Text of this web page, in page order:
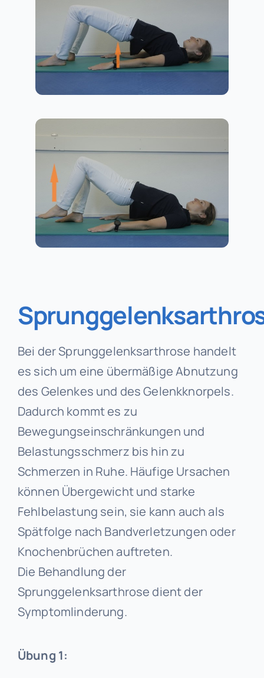
Bei der Sprunggelenksarthrose handelt
es sich um eine übermäßige Abnutzung
des Gelenkes und des Gelenkknorpels.
Dadurch kommt es zu
Bewegungseinschränkungen und
Belastungsschmerz bis hin zu
Schmerzen in Ruhe. Häufige Ursachen
können Übergewicht und starke
Fehlbelastung sein, sie kann auch als
Spätfolge nach Bandverletzungen oder
Knochenbrüchen auftreten.
Die Behandlung der
Sprunggelenksarthrose dient der
Symptomlinderung.
Übung 1: